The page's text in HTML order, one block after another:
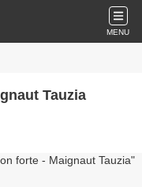
MENU
Tauzia